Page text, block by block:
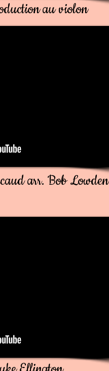
au violon
arr. Bob Lowden